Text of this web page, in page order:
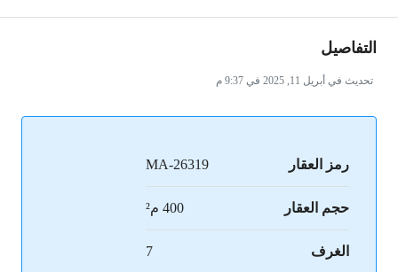
التفاصيل
تحديث في أبريل 11, 2025 في 9:37 م
رمز العقار MA-26319
حجم العقار 400 م²
الغرف 7